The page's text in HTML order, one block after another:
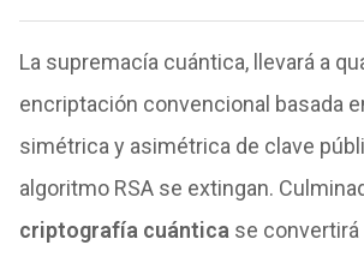
La supremacía cuántica, llevará a
encriptación convencional basada
simétrica y asimétrica de clave
algoritmo RSA se extingan.
criptografía cuántica se